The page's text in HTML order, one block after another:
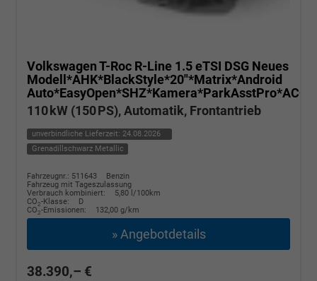
Volkswagen T-Roc R-Line 1.5 eTSI DSG Neues
Modell*AHK*BlackStyle*20"*Matrix*Android
110 kW (150 PS), Automatik, Frontantrieb
unverbindliche Lieferzeit: 24.08.2026
Grenadillschwarz Metallic
Fahrzeugnr.: 511643
Benzin
Fahrzeug mit Tageszulassung
Verbrauch kombiniert:
5,80 l/100km
CO2-Klasse:
D
CO2-Emissionen: 132,00 g/km
» Angebotdetails
38.390,– €